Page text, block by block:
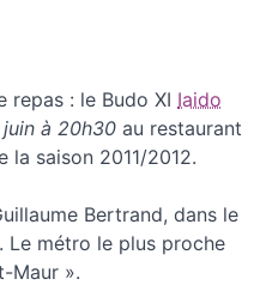
repas : le Budo XI Iaido
à 20h30 au restaurant
la saison 2011/2012.
Bertrand, dans le
Le métro le plus proche
Maur ».